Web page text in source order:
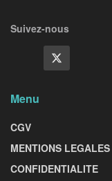
Suivez-nous
Menu
CGV
MENTIONS LEGALES
CONFIDENTIALITE